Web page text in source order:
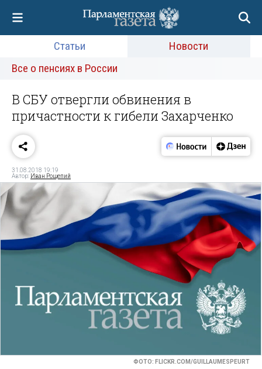
Статьи
Новости
Все о пенсиях в России
В СБУ отвергли обвинения в
причастности к гибели Захарченко
31.08.2018 19:19
Автор: Иван Рощепий
ФОТО: FLICKR.COM/GUILLAUMESPEURT